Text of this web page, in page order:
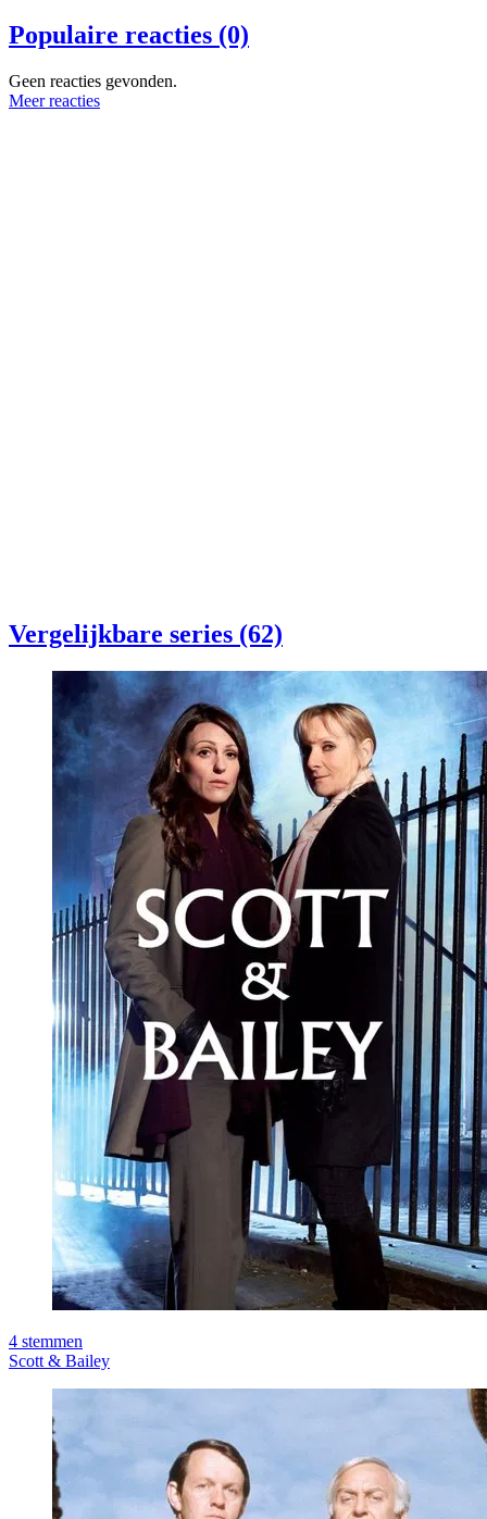
Populaire reacties (0)
Geen reacties gevonden.
Meer reacties
Vergelijkbare series (62)
4 stemmen
Scott & Bailey